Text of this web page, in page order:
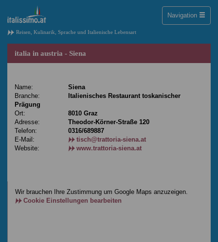
Reisen, Kulinarik, Sprache und Italienische Lebensart
Navigation Toggle
italia in austria - Siena
Name:
Siena
Branche:
Italienisches Restaurant toskanischer
Prägung
Ort:
8010 Graz
Adresse:
Theodor-Körner-Straße 120
Telefon:
0316/689887
E-Mail:
tisch@trattoria-siena.at
Website:
www.trattoria-siena.at
Wir brauchen Ihre Zustimmung um Google Maps anzuzeigen.
Cookie Einstellungen bearbeiten